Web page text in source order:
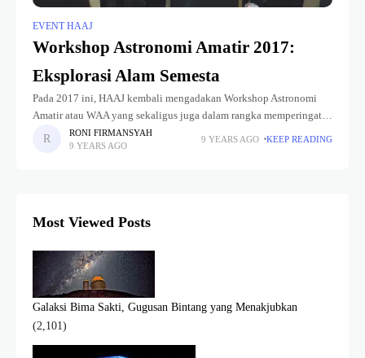
EVENT HAAJ
Workshop Astronomi Amatir 2017:
Eksplorasi Alam Semesta
Pada 2017 ini, HAAJ kembali mengadakan Workshop Astronomi
Amatir atau WAA yang sekaligus juga dalam rangka memperingati
World Space Week atau Pekan Antariksa Dunia yang tiap tahunnya
diperingati dari tanggal
RONI FIRMANSYAH
9 YEARS AGO
9 YEARS AGO KEEP READING
Most Viewed Posts
Galaksi Bima Sakti, Gugusan Bintang yang Menakjubkan
(2,101)